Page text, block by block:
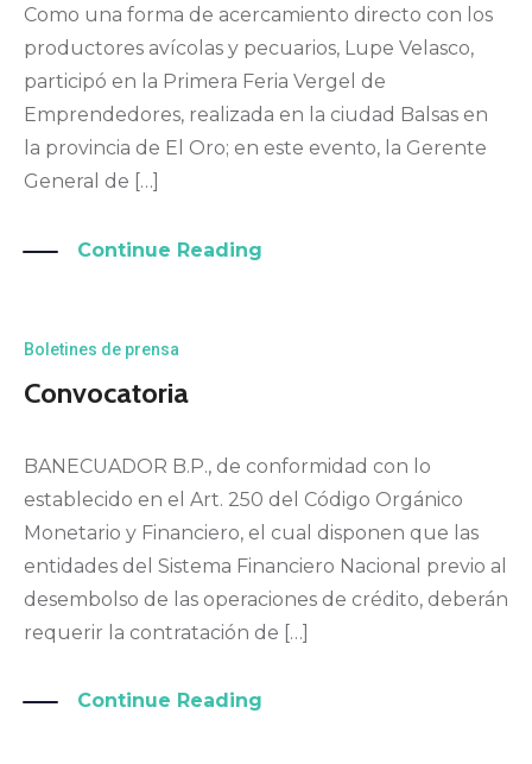
Como una forma de acercamiento directo con los
productores avícolas y pecuarios, Lupe Velasco,
participó en la Primera Feria Vergel de
Emprendedores, realizada en la ciudad Balsas en
la provincia de El Oro; en este evento, la Gerente
General de […]
Continue Reading
Boletines de prensa
Convocatoria
BANECUADOR B.P., de conformidad con lo
establecido en el Art. 250 del Código Orgánico
Monetario y Financiero, el cual disponen que las
entidades del Sistema Financiero Nacional previo al
desembolso de las operaciones de crédito, deberán
requerir la contratación de […]
Continue Reading